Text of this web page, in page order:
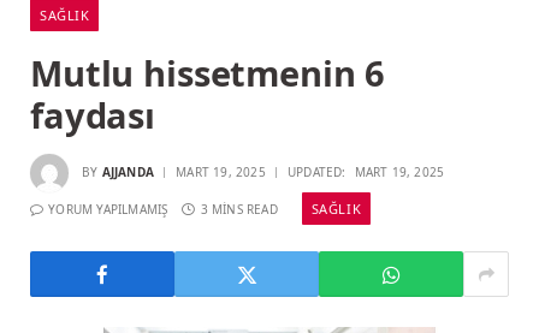
SAĞLIK
Mutlu hissetmenin 6
faydası
BY AJJANDA MART 19, 2025 UPDATED: MART 19, 2025
YORUM YAPILMAMIŞ 3 MINS READ SAĞLIK